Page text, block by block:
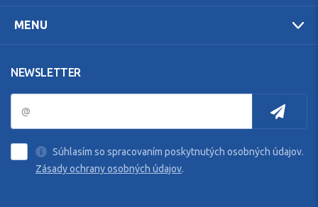
MENU
NEWSLETTER
Súhlasím so spracovaním poskytnutých osobných údajov.
Zásady ochrany osobných údajov.